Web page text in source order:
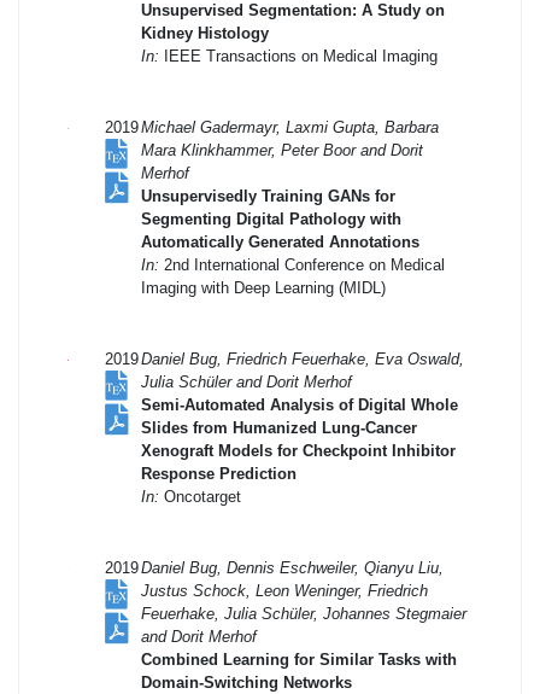
Unsupervised Segmentation: A Study on
Kidney Histology
In: IEEE Transactions on Medical Imaging
2019Michael Gadermayr, Laxmi Gupta, Barbara
Mara Klinkhammer, Peter Boor and Dorit
Merhof
Unsupervisedly Training GANs for
Segmenting Digital Pathology with
Automatically Generated Annotations
In: 2nd International Conference on Medical
Imaging with Deep Learning (MIDL)
2019Daniel Bug, Friedrich Feuerhake, Eva Oswald,
Julia Schüler and Dorit Merhof
Semi-Automated Analysis of Digital Whole
Slides from Humanized Lung-Cancer
Xenograft Models for Checkpoint Inhibitor
Response Prediction
In: Oncotarget
2019Daniel Bug, Dennis Eschweiler, Qianyu Liu,
Justus Schock, Leon Weninger, Friedrich
Feuerhake, Julia Schüler, Johannes Stegmaier
and Dorit Merhof
Combined Learning for Similar Tasks with
Domain-Switching Networks